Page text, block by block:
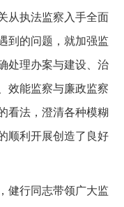
从执法监察入手全面
到的问题，就加强监
处理办案与建设、治
效能监察与廉政监察
看法，澄清各种模糊
顺利开展创造了良好
健行同志带领广大监